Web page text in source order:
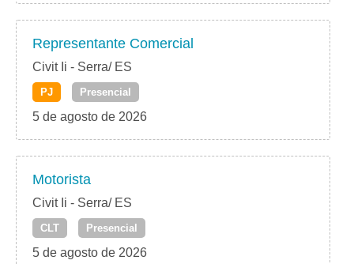
Representante Comercial
Civit Ii - Serra/ ES
PJ Presencial
5 de agosto de 2026
Motorista
Civit Ii - Serra/ ES
CLT Presencial
5 de agosto de 2026